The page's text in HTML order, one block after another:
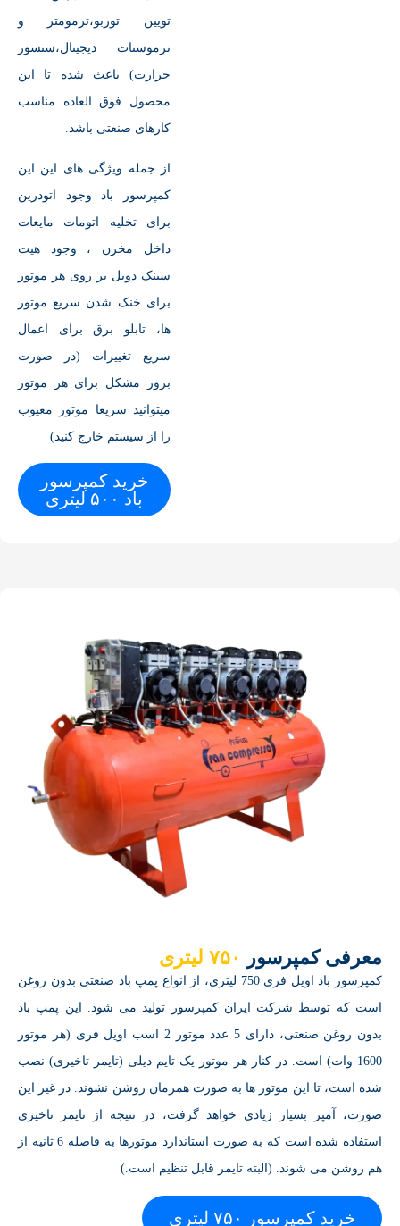
تویین توربو،ترمومتر و
ترموستات دیجیتال،سنسور
حرارت) باعث شده تا این
محصول فوق العاده مناسب
کارهای صنعتی باشد.
از جمله ویژگی های این این
کمپرسور باد وجود اتودرین
برای تخلیه اتومات مایعات
داخل مخزن ، وجود هیت
سینک دوبل بر روی هر موتور
برای خنک شدن سریع موتور
ها، تابلو برق برای اعمال
سریع تغییرات (در صورت
بروز مشکل برای هر موتور
میتوانید سریعا موتور معیوب
را از سیستم خارج کنید)
خرید کمپرسور
باد ۵۰۰ لیتری
معرفی کمپرسور ۷۵۰ لیتری
کمپرسور باد اویل فری 750 لیتری، از انواع پمپ باد صنعتی بدون روغن
است که توسط شرکت ایران کمپرسور تولید می شود. این پمپ باد
بدون روغن صنعتی، دارای 5 عدد موتور 2 اسب اویل فری (هر موتور
1600 وات) است. در کنار هر موتور یک تایم دیلی (تایمر تاخیری) نصب
شده است، تا این موتور ها به صورت همزمان روشن نشوند. در غیر این
صورت، آمپر بسیار زیادی خواهد گرفت، در نتیجه از تایمر تاخیری
استفاده شده است که به صورت استاندارد موتورها به فاصله 6 ثانیه از
هم روشن می شوند. (البته تایمر قابل تنظیم است.)
خرید کمپرسور ۷۵۰ لیتری